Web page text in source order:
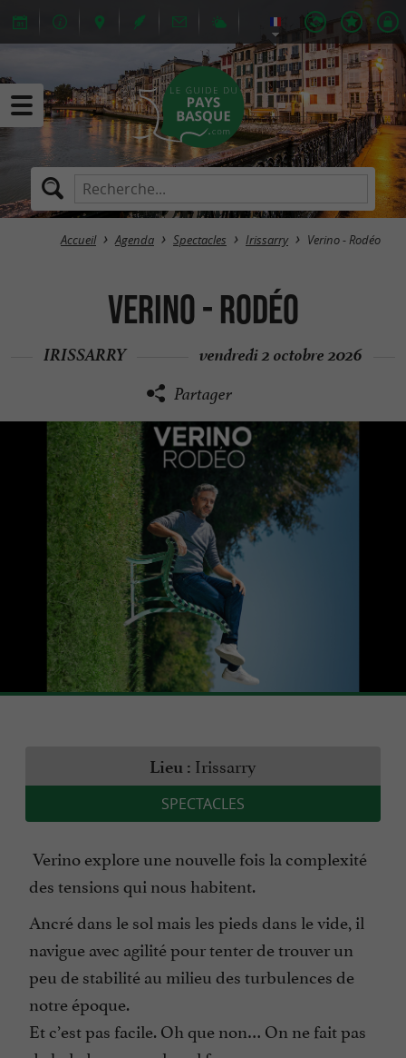
Accueil Agenda Spectacles Irissarry Verino - Rodéo
Verino - Rodéo
IRISSARRY vendredi 2 octobre 2026
Partager
Lieu : Irissarry
SPECTACLES
Verino explore une nouvelle fois la complexité
des tensions qui nous habitent.
Ancré dans le sol mais les pieds dans le vide, il
navigue avec agilité pour tenter de trouver un
peu de stabilité au milieu des turbulences de
notre époque.
Et c’est pas facile. Oh que non… On ne fait pas